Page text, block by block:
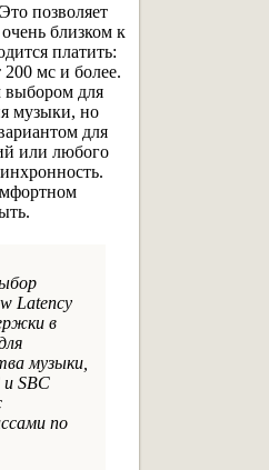
позволяет
близком к
платить:
200 мс и более.
выбором для
музыки, но
для
или любого
Latency
в
музыки,
и SBC
по